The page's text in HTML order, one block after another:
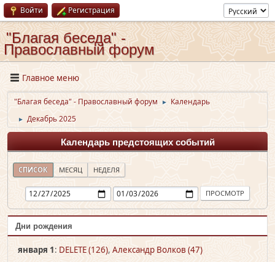
Войти Регистрация
"Благая беседа" -
Православный форум
Главное меню
"Благая беседа" - Православный форум ► Календарь
► Декабрь 2025
Календарь предстоящих событий
СПИСОК МЕСЯЦ НЕДЕЛЯ
Дни рождения
января 1: DELETE (126), Александр Волков (47)